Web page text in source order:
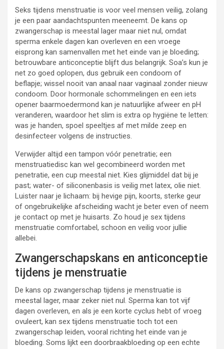
Seks tijdens menstruatie is voor veel mensen veilig, zolang
je een paar aandachtspunten meeneemt. De kans op
zwangerschap is meestal lager maar niet nul, omdat
sperma enkele dagen kan overleven en een vroege
eisprong kan samenvallen met het einde van je bloeding;
betrouwbare anticonceptie blijft dus belangrijk. Soa’s kun je
net zo goed oplopen, dus gebruik een condoom of
beflapje; wissel nooit van anaal naar vaginaal zonder nieuw
condoom. Door hormonale schommelingen en een iets
opener baarmoedermond kan je natuurlijke afweer en pH
veranderen, waardoor het slim is extra op hygiëne te letten:
was je handen, spoel speeltjes af met milde zeep en
desinfecteer volgens de instructies.
Verwijder altijd een tampon vóór penetratie; een
menstruatiedisc kan wel gecombineerd worden met
penetratie, een cup meestal niet. Kies glijmiddel dat bij je
past; water- of siliconenbasis is veilig met latex, olie niet.
Luister naar je lichaam: bij hevige pijn, koorts, sterke geur
of ongebruikelijke afscheiding wacht je beter even of neem
je contact op met je huisarts. Zo houd je sex tijdens
menstruatie comfortabel, schoon en veilig voor jullie
allebei.
Zwangerschapskans en anticonceptie
tijdens je menstruatie
De kans op zwangerschap tijdens je menstruatie is
meestal lager, maar zeker niet nul. Sperma kan tot vijf
dagen overleven, en als je een korte cyclus hebt of vroeg
ovuleert, kan sex tijdens menstruatie toch tot een
zwangerschap leiden, vooral richting het einde van je
bloeding. Soms lijkt een doorbraakbloeding op een echte